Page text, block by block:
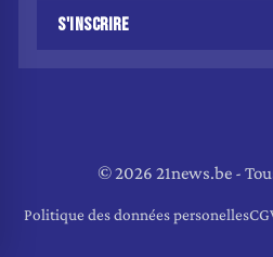
S'INSCRIRE
© 2026 21news.be -
Politique des données personelles